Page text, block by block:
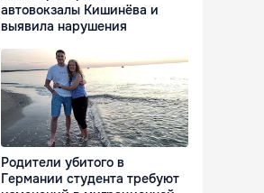
автовокзалы Кишинёва и
выявила нарушения
Родители убитого в
Германии студента требуют